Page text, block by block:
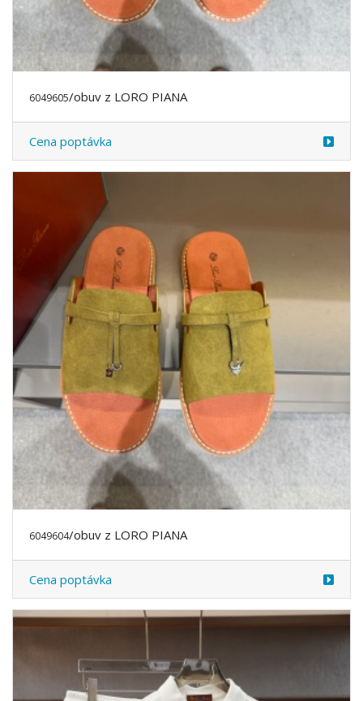
6049605/obuv z LORO PIANA
Cena poptávka
6049604/obuv z LORO PIANA
Cena poptávka